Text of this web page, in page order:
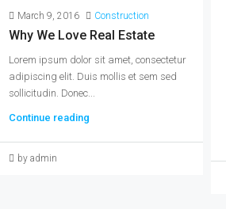
March 9, 2016 Construction
Why We Love Real Estate
Lorem ipsum dolor sit amet, consectetur
adipiscing elit. Duis mollis et sem sed
sollicitudin. Donec...
Continue reading
by admin